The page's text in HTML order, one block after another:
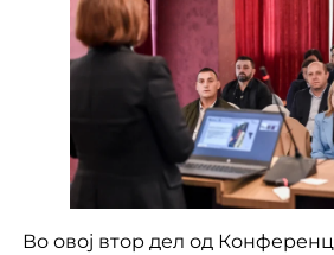
Во овој втор дел од